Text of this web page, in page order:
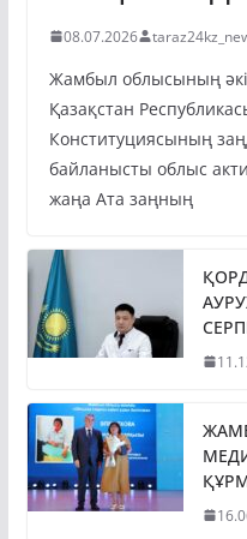
08.07.2026
Жамбыл облысының
Қазақстан
Конституциясының
байланысты облыс
жаңа Ата заңның